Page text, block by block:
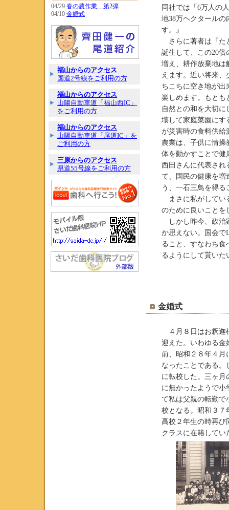
04/29 春の農作業 第2弾
04/10 金婚式
福山からのアクセス
国道2号線をご利用の方
福山からのアクセス
山陽自動車道「福山西IC」
をご利用の方
福山からのアクセス
山陽自動車道「尾道IC」を
ご利用の方
三原からのアクセス
県道55号線をご利用の方
同社では「6万人の
地38万ヘクタール
す。』
さらに著者は『た
誕生して、この20倍
増え、耕作放棄地は
えます。近い将来
ちこちに空き地が出
楽しめます。もとも
自然との和を大切
壊して家庭菜園にす
が災害時の食料供給
農業は、子供に情操
体を動かすことで健
西田さんに代表され
て、国民の健康を増
う、一石三鳥を得
まさに私がしてい
のために良いことを
しかし昨今、政治
か思えない。国会で
ること、すなわち食
るようにして貰いた
金婚式
４月８日はお釈迦
迎えた。いわゆる金
前、昭和２８年４月
なったことである。
に転校した。三ヶ月
に無かったようで小
て私は父親の転勤で
校となる。昭和３７
高校２年生の時再び
クラスに在籍してい